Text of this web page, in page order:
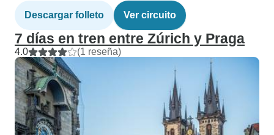
Descargar folleto Ver circuito
7 días en tren entre Zúrich y Praga
4.0 (1 reseña)